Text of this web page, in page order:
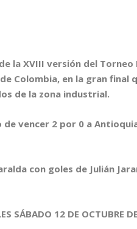
la XVIII versión del
Colombia, en la gran final
de la zona industrial.
vencer 2 por 0 a
con goles de Julián
SÁBADO 12 DE OCTUBRE